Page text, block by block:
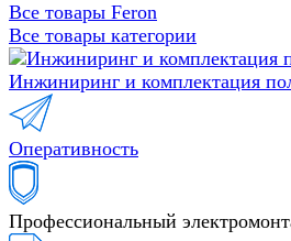
Все товары Feron
Все товары категории
Инжиниринг и комплектация
Оперативность
Профессиональный